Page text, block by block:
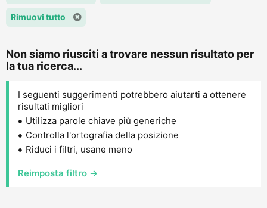
Rimuovi tutto
Non siamo riusciti a trovare nessun risultato per
la tua ricerca...
I seguenti suggerimenti potrebbero aiutarti a ottenere
risultati migliori
Utilizza parole chiave più generiche
Controlla l'ortografia della posizione
Riduci i filtri, usane meno
Reimposta filtro →